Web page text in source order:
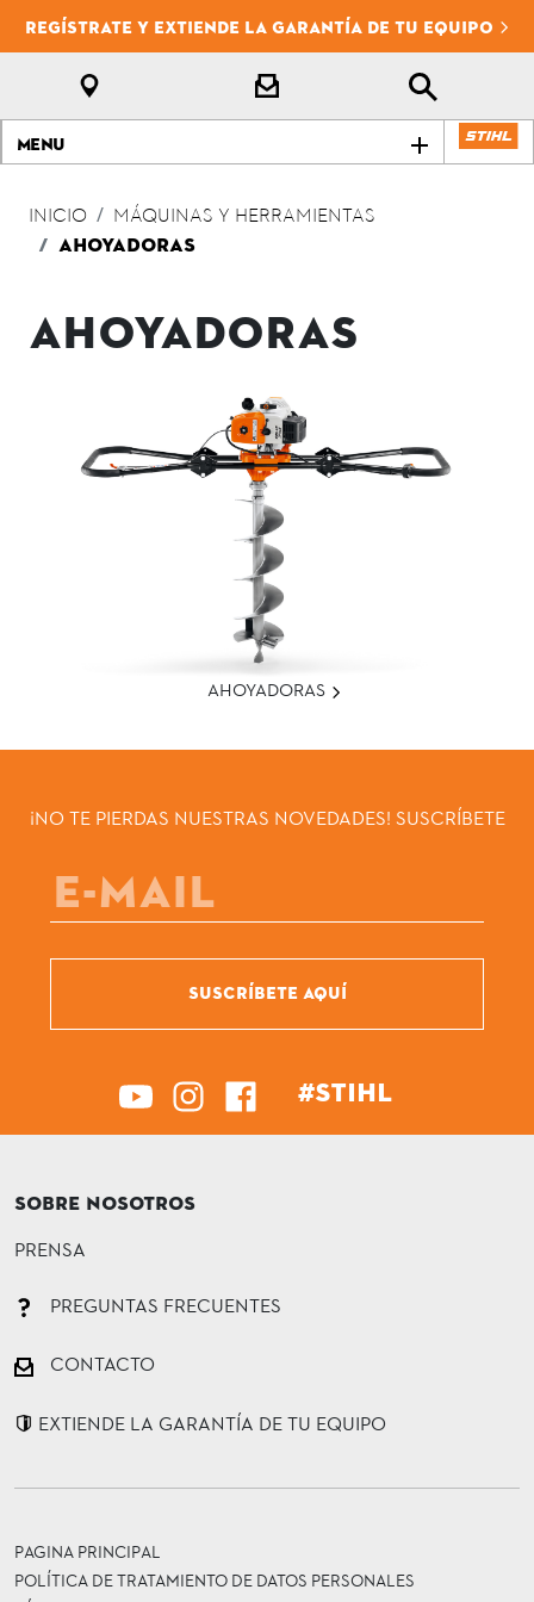
REGÍSTRATE Y EXTIENDE LA GARANTÍA DE TU EQUIPO
Menu
INICIO MÁQUINAS Y HERRAMIENTAS
AHOYADORAS
AHOYADORAS
AHOYADORAS
¡NO TE PIERDAS NUESTRAS NOVEDADES! SUSCRÍBETE
SUSCRÍBETE AQUÍ
#STIHL
SOBRE NOSOTROS
PRENSA
PREGUNTAS FRECUENTES
CONTACTO
EXTIENDE LA GARANTÍA DE TU EQUIPO
PAGINA PRINCIPAL
POLÍTICA DE TRATAMIENTO DE DATOS PERSONALES